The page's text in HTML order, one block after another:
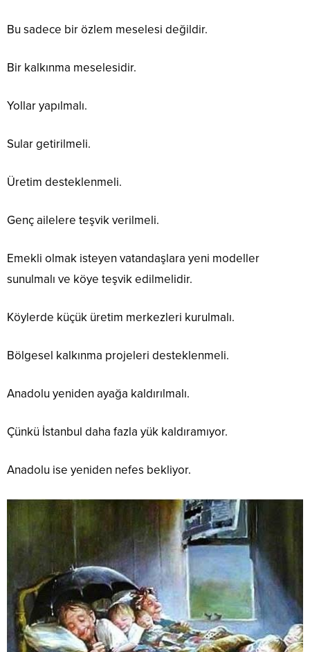
Bu sadece bir özlem meselesi değildir.
Bir kalkınma meselesidir.
Yollar yapılmalı.
Sular getirilmeli.
Üretim desteklenmeli.
Genç ailelere teşvik verilmeli.
Emekli olmak isteyen vatandaşlara yeni modeller
sunulmalı ve köye teşvik edilmelidir.
Köylerde küçük üretim merkezleri kurulmalı.
Bölgesel kalkınma projeleri desteklenmeli.
Anadolu yeniden ayağa kaldırılmalı.
Çünkü İstanbul daha fazla yük kaldıramıyor.
Anadolu ise yeniden nefes bekliyor.